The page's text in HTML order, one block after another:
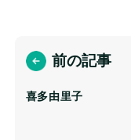
前の記事
喜多由里子